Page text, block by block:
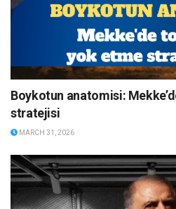
Boykotun anatomisi:
stratejisi
MARCH 31, 2026